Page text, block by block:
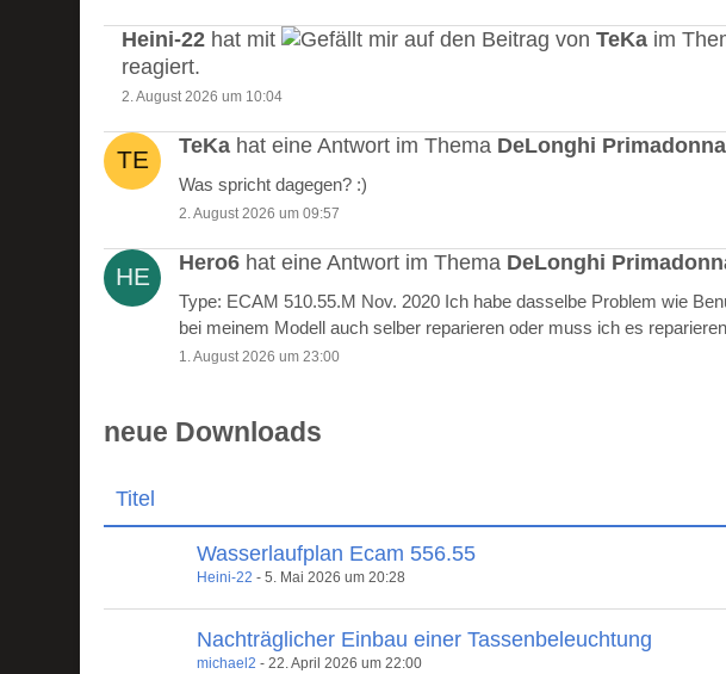
Heini-22 hat mit auf den Beitrag vonTeKa im
reagiert.
2. August 2026 um 10:04
TeKa hat eine Antwort im Thema DeLonghi
Was spricht dagegen? :)
2. August 2026 um 09:57
Hero6 hat eine Antwort im Thema DeLonghi
Type: ECAM 510.55.M Nov. 2020 Ich habe dasselbe Problem wie
bei meinem Modell auch selber reparieren oder muss ich es
1. August 2026 um 23:00
neue Downloads
Titel
Wasserlaufplan Ecam 556.55
Heini-22 -5. Mai 2026 um 20:28
Nachträglicher Einbau einer Tassenbeleuchtung
michael2 -22. April 2026 um 22:00